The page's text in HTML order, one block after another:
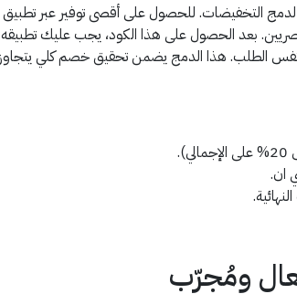
التخفيضات. للحصول على أقصى توفير عبر
بعد الحصول على هذا الكود، يجب عليك
الطلب. هذا الدمج يضمن تحقيق خصم كلي يتجاوز
ان.